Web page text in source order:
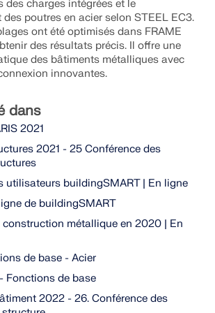
3
souffleries numériques
la modélisation paramétrique et
L’ASSISTANCE
VERSION GRATUITE
LE SUPPORT
passer votre carrière à un
OFFRES D’EMPLOI
des charges intégrées et le
poutres en acier selon STEEL EC3.
ont été optimisés dans FRAME
des résultats précis. Il offre une
des bâtiments métalliques avec
innovantes.
dans
2021
2021 - 25 Conférence des
utilisateurs buildingSMART | En ligne
de buildingSMART
construction métallique en 2020 | En
de base - Acier
Fonctions de base
2022 - 26. Conférence des